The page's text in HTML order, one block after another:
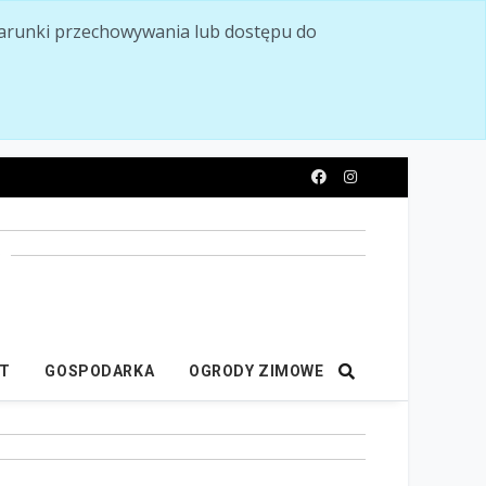
przechowywania lub dostępu do
GOSPODARKA OGRODY ZIMOWE